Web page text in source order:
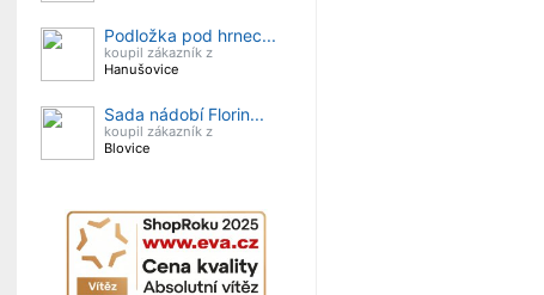
Podložka pod hrnec...
koupil zákazník z
Hanušovice
Sada nádobí Florin...
koupil zákazník z
Blovice